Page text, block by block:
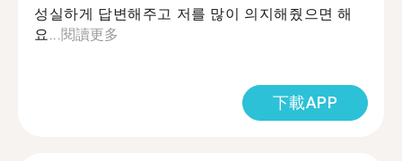
성실하게 답변해주고 저를 많이 의지해줬으면 해
요...閱讀更多
下載APP